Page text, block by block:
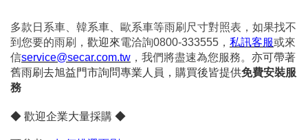
多款日系車、韓系車、歐系車等雨刷尺寸對照表，如果找不
到您要的雨刷， 歡迎來電洽詢0800-333555， 私訊客服或來
信service@secar.com.tw ，我們將盡速為您服務。 亦可帶著
舊雨刷去旭益門市詢問專業人員，購買後皆提供免費安裝服
務
◆ 歡迎企業大量採購 ◆